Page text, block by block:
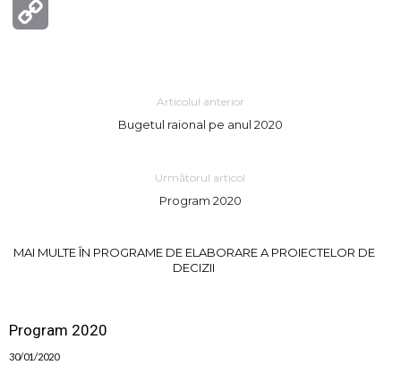
Articolul anterior
Bugetul raional pe anul 2020
Următorul articol
Program 2020
MAI MULTE ÎN PROGRAME DE ELABORARE A PROIECTELOR DE
DECIZII
Program 2020
30/01/2020